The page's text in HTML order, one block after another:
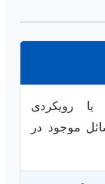
یا رویکردی
موجود در